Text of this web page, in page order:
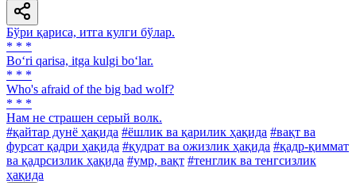
Бўри қариса, итга кулги бўлар.
* * *
Bo‘ri qarisa, itga kulgi bo‘lar.
* * *
Who's afraid of the big bad wolf?
* * *
Нам не страшен серый волк.
#қайтар дунё ҳақида #ёшлик ва қарилик ҳақида #вақт ва
фурсат қадри ҳақида #қудрат ва ожизлик ҳақида #қадр-қиммат
ва қадрсизлик ҳақида #умр, вақт #тенглик ва тенгсизлик
ҳақида